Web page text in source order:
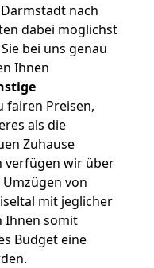
nach
dabei möglichst
bei uns genau
Ihnen
fairen Preisen,
als die
Zuhause
verfügen wir über
von
mit jeglicher
Ihnen somit
Budget eine